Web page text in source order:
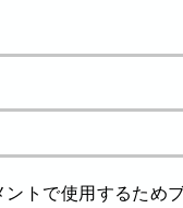
ントで使用するため